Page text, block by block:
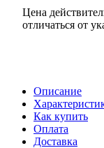
Цена
отличаться от
Описание
Как купить
Оплата
Доставка